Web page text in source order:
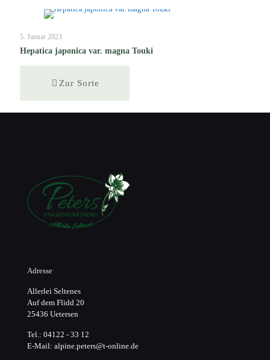
5. Januar 2023
Hepatica japonica var. magna Touki
Zur Sorte
Adresse
Allerlei Seltenes
Auf dem Flidd 20
25436 Uetersen
Tel.: 04122 - 33 12
E-Mail: alpine.peters@t-online.de